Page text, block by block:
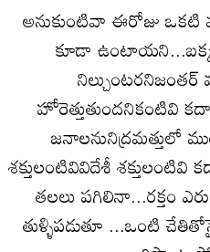
అనుకుంటివా ఈరోజు ఒకటి
కూడా ఉంటాయని...బక్క
హోరెత్తుతుందనికంటివి
జనాలనునిద్రమత్తులో
శక్తులంటివివిదేశీ
తలలు పగిలినా...రక్తం
తుళ్ళిపడుతూ ...ఒంటి